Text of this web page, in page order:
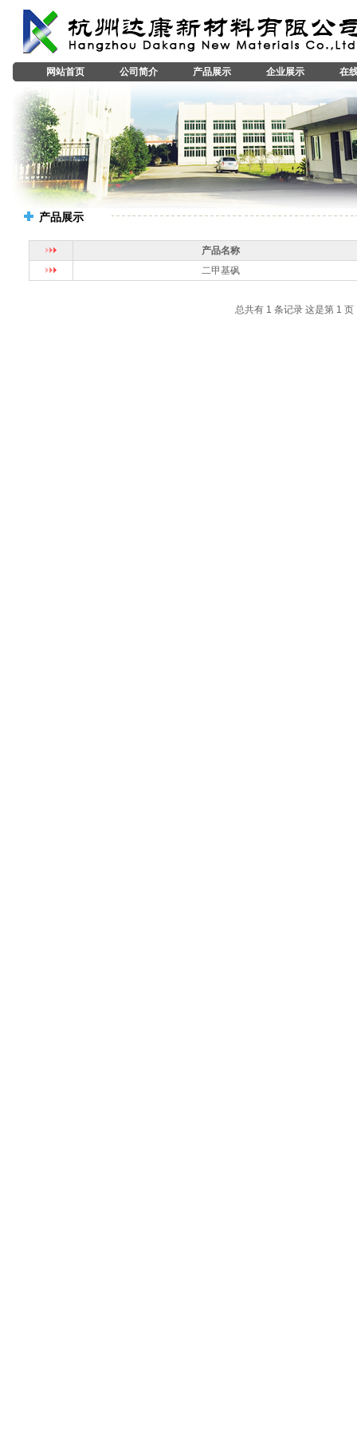
网站首页 公司简介 产品展示 企业展示 在
产品展示
产品名称
二甲基砜
总共有 1 条记录 这是第 1 页